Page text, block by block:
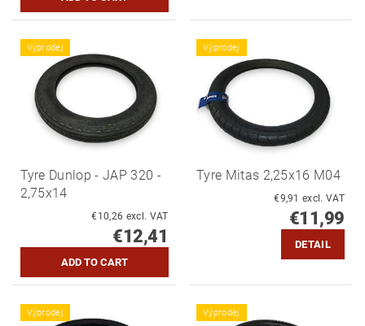
Výprodej
Tyre Dunlop - JAP 320 -
2,75x14
€10,26 excl. VAT
€12,41
Výprodej
Tyre Mitas 2,25x16 M04
€9,91 excl. VAT
€11,99
DETAIL
Výprodej Výprodej